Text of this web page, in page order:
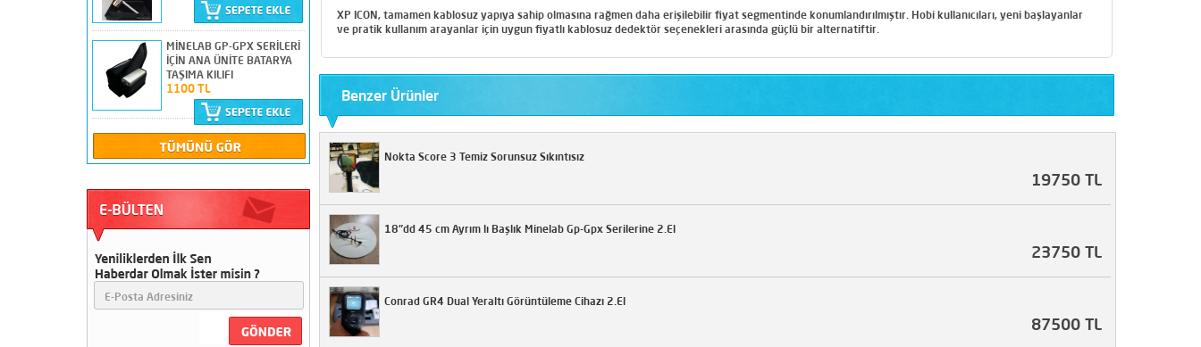
Apron Delux Alan Tarama
Çok Temiz
26500 TL
Garrett 400i 28cm Başlıklı
Nokta Score 3 Temiz
Sorunsuz Sıkıntısız
19750 TL
MİNELAB GP-GPX SERİLERİ
İÇİN ANA ÜNİTE BATARYA
TAŞIMA KILIFI
1100 TL
XP ICON, tamamen kablosuz yapıya sahip olmasına rağmen daha erişilebilir fiyat segmentinde konumlandırılmıştır. Hobi kullanıcıları, yeni başlayanlar
ve pratik kullanım arayanlar için uygun fiyatlı kablosuz dedektör seçenekleri arasında güçlü bir alternatiftir.
Benzer Ürünler
Nokta Score 3 Temiz Sorunsuz Sıkıntısız
19750 TL
18"dd 45 cm Ayrım lı Başlık Minelab Gp-Gpx Serilerine 2.El
23750 TL
Conrad GR4 Dual Yeraltı Görüntüleme Cihazı 2.El
87500 TL